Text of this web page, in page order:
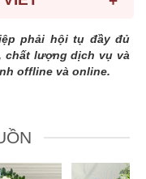
phải hội tụ đầy đủ
chất lượng dịch vụ và
offline và online.